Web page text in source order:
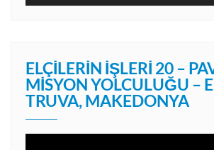
ELÇILERIN İŞLERI 20 –
MISYON YOLCULUĞU –
TRUVA, MAKEDONYA